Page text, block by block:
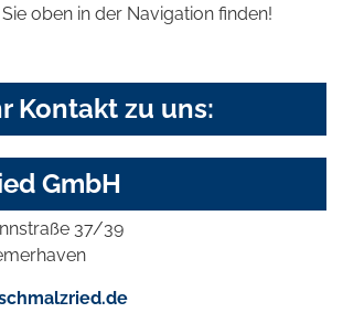
oben in der Navigation finden!
Kontakt zu uns:
GmbH
37/39